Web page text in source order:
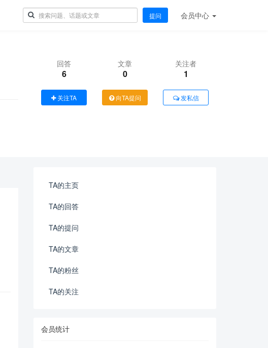
提问 会员中心
回答
6
文章
0
关注者
1
关注TA 向TA提问 发私信
TA的主页
TA的回答
TA的提问
TA的文章
TA的粉丝
TA的关注
会员统计